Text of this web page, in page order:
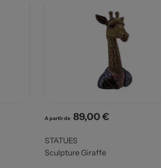
A partir de Prix
89,00 €
STATUES
Sculpture Giraffe